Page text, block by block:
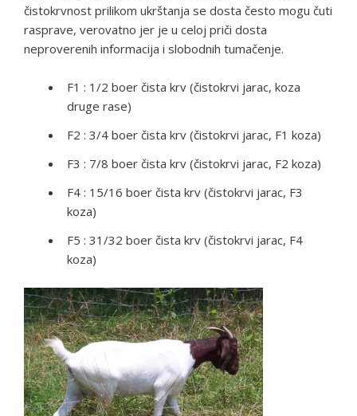
čistokrvnost prilikom ukrštanja se dosta često mogu čuti
rasprave, verovatno jer je u celoj priči dosta
neproverenih informacija i slobodnih tumačenje.
F1 : 1/2 boer čista krv (čistokrvi jarac, koza
druge rase)
F2 : 3/4 boer čista krv (čistokrvi jarac, F1 koza)
F3 : 7/8 boer čista krv (čistokrvi jarac, F2 koza)
F4 : 15/16 boer čista krv (čistokrvi jarac, F3
koza)
F5 : 31/32 boer čista krv (čistokrvi jarac, F4
koza)